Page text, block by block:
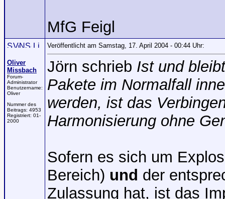
MfG Feigl
Oliver
Missbach
Forum-
Administrator
Benutzername:
Oliver
Nummer des
Beitrags: 4953
Registriert: 01-
2000
Veröffentlicht am Samstag, 17. April 2004 - 00:44 Uhr:
Jörn schrieb Ist und
Pakete im Normalfall
werden, ist das
Harmonisierung ohne
Sofern es sich um
Bereich) und der
Zulassung hat, ist das